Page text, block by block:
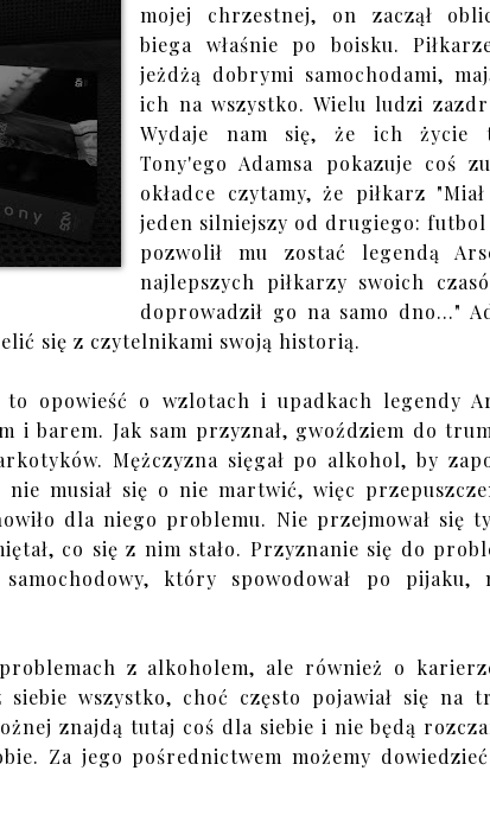
mojej chrzestnej, on zaczął
biega właśnie po boisku.
jeżdżą dobrymi samochodami,
ich na wszystko. Wielu ludzi
Wydaje nam się, że ich życie
Tony'ego Adamsa pokazuje coś
okładce czytamy, że piłkarz "
jeden silniejszy od drugiego:
pozwolił mu zostać legendą
najlepszych piłkarzy swoich
doprowadził go na samo dno…"
się z czytelnikami swoją historią.
opowieść o wzlotach i upadkach legendy
i barem. Jak sam przyznał, gwoździem do
Mężczyzna sięgał po alkohol, by
nie musiał się o nie martwić, więc
dla niego problemu. Nie przejmował się
co się z nim stało. Przyznanie się do
który spowodował po
z alkoholem, ale również o
siebie wszystko, choć często pojawiał się na
znajdą tutaj coś dla siebie i nie będą
Za jego pośrednictwem możemy